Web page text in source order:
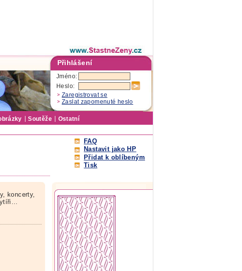
Přihlášení
Jméno:
Heslo:
Zaregistrovat se
Zaslat zapomenuté heslo
Soutěže Ostatní
FAQ
Nastavit jako HP
Přidat k oblíbeným
Tisk
koncerty,